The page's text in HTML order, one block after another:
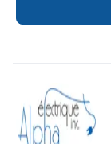
tout en
Transformons